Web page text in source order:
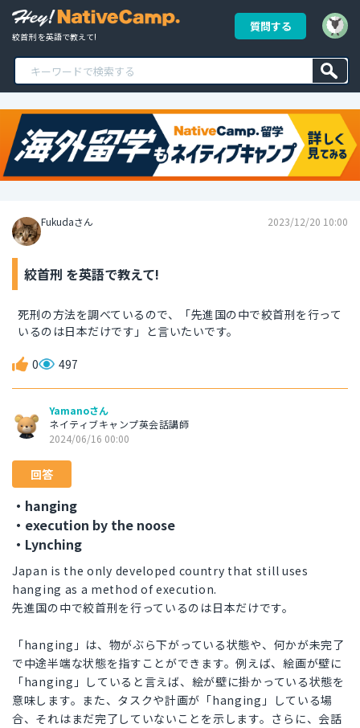
絞首刑 を英語で教えて!
質問する
Fukudaさん 2023/12/20 10:00
絞首刑 を英語で教えて!
死刑の方法を調べているので、「先進国の中で絞首刑を行って
いるのは日本だけです」と言いたいです。
0 497
Yamanoさん
ネイティブキャンプ英会話講師
2024/06/16 00:00
回答
・hanging
・execution by the noose
・Lynching
Japan is the only developed country that still uses
hanging as a method of execution.
先進国の中で絞首刑を行っているのは日本だけです。
「hanging」は、物がぶら下がっている状態や、何かが未完了
で中途半端な状態を指すことができます。例えば、絵画が壁に
「hanging」していると言えば、絵が壁に掛かっている状態を
意味します。また、タスクや計画が「hanging」している場
合、それはまだ完了していないことを示します。さらに、会話